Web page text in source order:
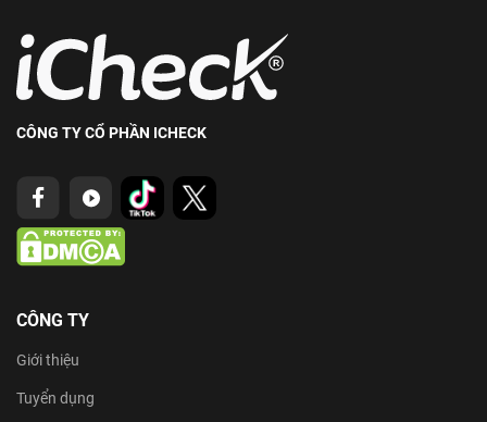
CÔNG TY CỔ PHẦN ICHECK
CÔNG TY
Giới thiệu
Tuyển dụng